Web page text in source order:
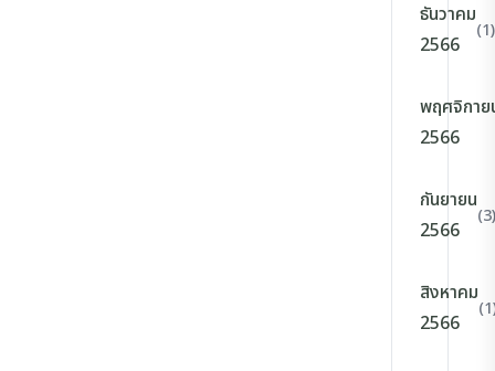
ธันวาคม
2566
(1)
พฤศจิกาย
2566
กันยายน
2566
(3)
สิงหาคม
2566